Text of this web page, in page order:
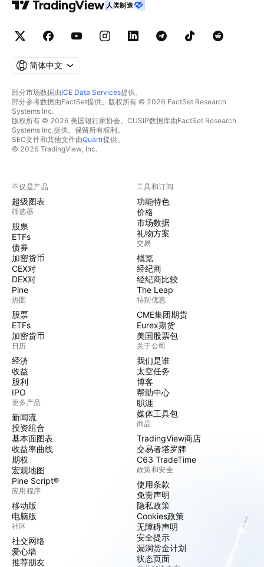
人类制造
简体中文
部分市场数据由ICE Data Services提供。
部分参考数据由FactSet提供。版权所有 © 2026 FactSet Research
Systems Inc.
版权所有 © 2026 美国银行家协会。CUSIP数据库由FactSet Research
Systems Inc.提供。保留所有权利。
SEC文件和其他文件由Quartr提供。
© 2026 TradingView, Inc.
不仅是产品
超级图表
筛选器
股票
ETFs
债券
加密货币
CEX对
DEX对
Pine
热图
股票
ETFs
加密货币
日历
经济
收益
股利
IPO
更多产品
新闻流
投资组合
基本面图表
收益率曲线
期权
宏观地图
Pine Script®
应用程序
移动版
电脑版
社区
社交网络
爱心墙
推荐朋友
工具和订阅
功能特色
价格
市场数据
礼物方案
交易
概览
经纪商
经纪商比较
The Leap
特别优惠
CME集团期货
Eurex期货
美国股票包
关于公司
我们是谁
太空任务
博客
帮助中心
职涯
媒体工具包
商品
TradingView商店
交易者塔罗牌
C63 TradeTime
政策和安全
使用条款
免责声明
隐私政策
Cookies政策
无障碍声明
安全提示
漏洞赏金计划
状态页面